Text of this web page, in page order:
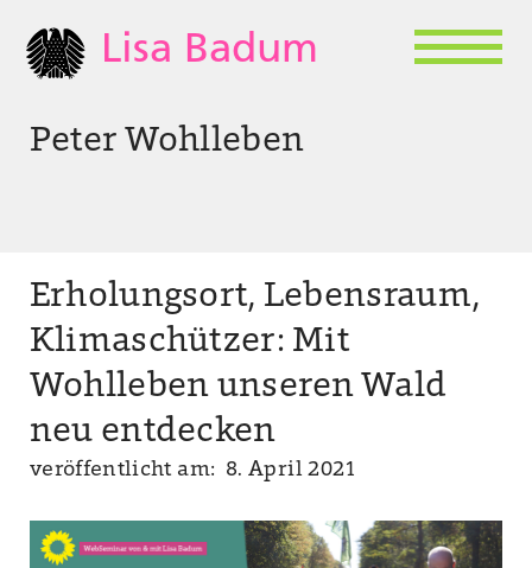
Lisa Badum
Peter Wohlleben
Erholungsort, Lebensraum,
Klimaschützer: Mit
Wohlleben unseren Wald
neu entdecken
veröffentlicht am: 8. April 2021